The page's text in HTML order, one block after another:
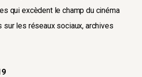
qui excèdent le champ du cinéma
sur les réseaux sociaux, archives